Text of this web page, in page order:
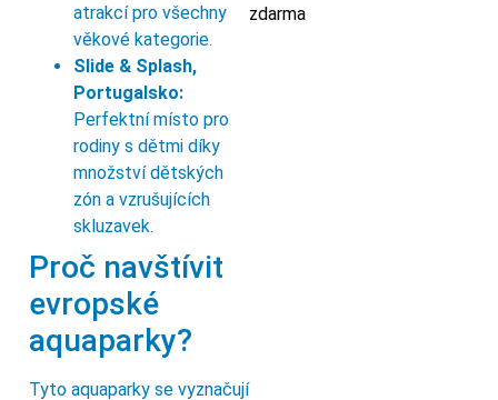
atrakcí pro všechny
věkové kategorie.
Slide & Splash,
Portugalsko:
Perfektní místo pro
rodiny s dětmi díky
množství dětských
zón a vzrušujících
skluzavek.
Proč navštívit
evropské
aquaparky?
Tyto aquaparky se vyznačují
zdarma